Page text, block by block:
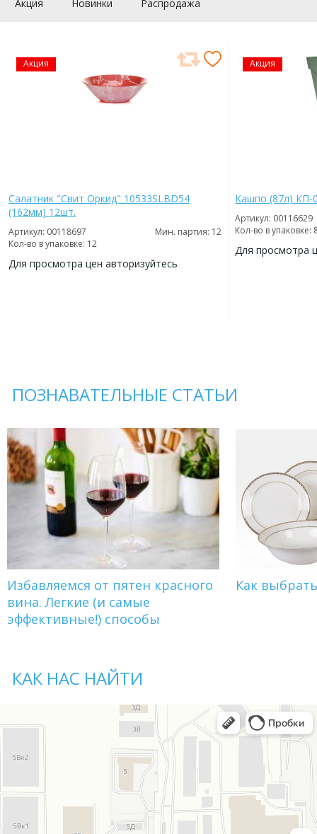
Акция Новинки Распродажа
Акция
Салатник "Свит Оркид" 10533SLBD54
(162мм) 12шт.
Артикул: 00118697
Мин. партия: 12
Кол-во в упаковке: 12
Для просмотра цен авторизуйтесь
Акция
Кашпо (87л) КП-
Артикул: 00116629
Кол-во в упаковке:
Для просмотра
ПОЗНАВАТЕЛЬНЫЕ СТАТЬИ
Избавляемся от пятен красного
вина. Легкие (и самые
эффективные!) способы
Как
КАК НАС НАЙТИ